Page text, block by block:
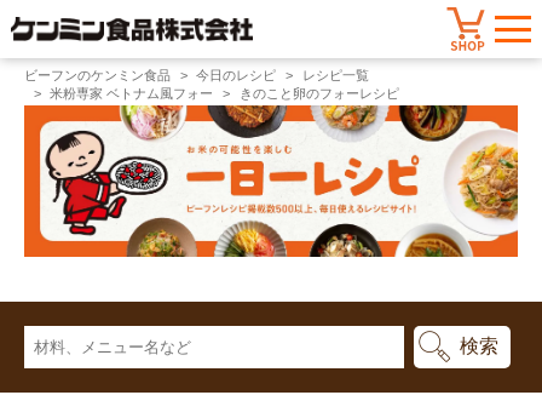
ビーフンのケンミン食品 今日のレシピ
レシピ一覧
米粉専家 ベトナム風フォー
きのこと卵のフォーレシピ